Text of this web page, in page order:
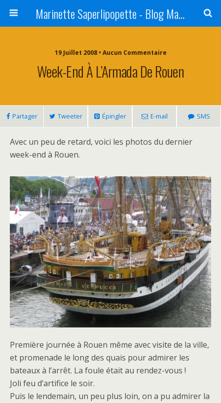
Marinette Saperlipopette - Blog Maman Angers Lifestyle - Ex Expat Montréal
19 Juillet 2008 • Aucun Commentaire
Week-End À L’Armada De Rouen
Partager Tweeter Épingler E-mail SMS
Avec un peu de retard, voici les photos du dernier
week-end à Rouen.
Première journée à Rouen même avec visite de la ville,
et promenade le long des quais pour admirer les
bateaux à l’arrêt. La foule était au rendez-vous !
Joli feu d’artifice le soir.
Puis le lendemain, un peu plus loin, on a pu admirer la